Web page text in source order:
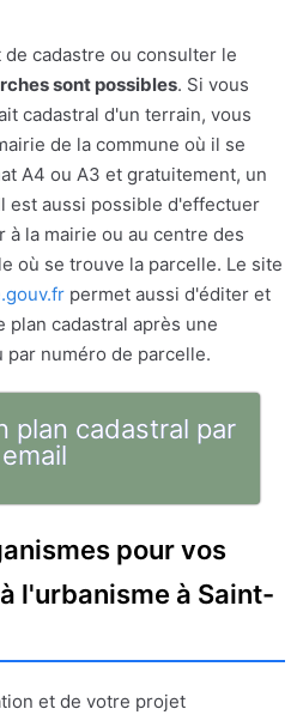
cadastre ou consulter le
sont possibles. Si vous
cadastral d'un terrain, vous
de la commune où il se
A4 ou A3 et gratuitement, un
est aussi possible d'effectuer
à la mairie ou au centre des
où se trouve la parcelle. Le site
permet aussi d'éditer et
cadastral après une
numéro de parcelle.
plan cadastral par
email
pour vos
l'urbanisme à Saint-
et de votre projet